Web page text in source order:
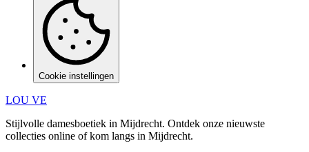
Cookie instellingen
LOU VE
Stijlvolle damesboetiek in Mijdrecht. Ontdek onze nieuwste
collecties online of kom langs in Mijdrecht.